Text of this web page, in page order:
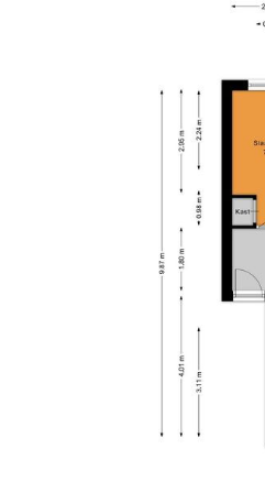
and schedule your viewing directly.
an email with a link to our
us for a free valuation check, we’d
samengesteld. Geen enkele